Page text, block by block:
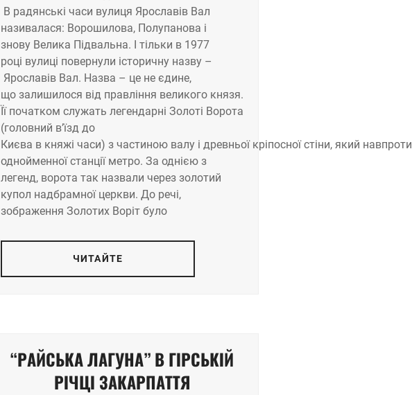
В радянські часи вулиця Ярославів Вал
називалася: Ворошилова, Полупанова і
знову Велика Підвальна. І тільки в 1977
році вулиці повернули історичну назву –
Ярославів Вал. Назва – це не єдине,
що залишилося від правління великого князя.
Її початком служать легендарні Золоті Ворота
(головний в’їзд до
Києва в княжі часи) з частиною валу і древньої кріпосної стіни, який навпроти
однойменної станції метро. За однією з
легенд, ворота так назвали через золотий
купол надбрамної церкви. До речі,
зображення Золотих Воріт було
ЧИТАЙТЕ
“РАЙСЬКА ЛАГУНА” В ГІРСЬКІЙ
РІЧЦІ ЗАКАРПАТТЯ